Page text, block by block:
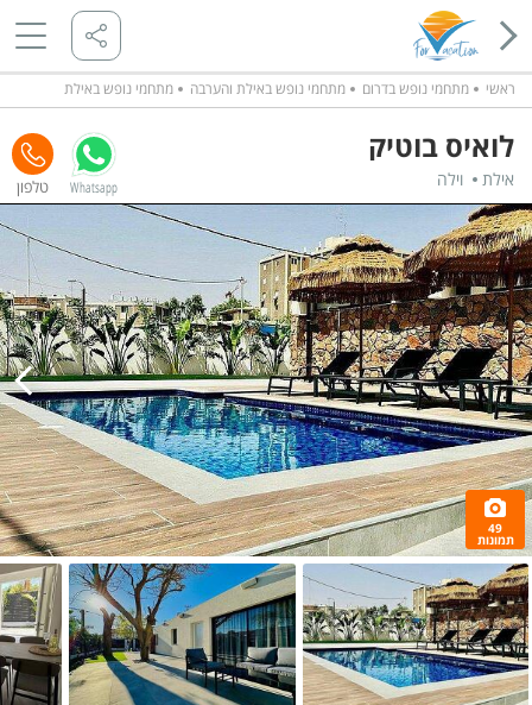
ראשי מתחמי נופש בדרום מתחמי נופש באילת והערבה מתחמי נופש באילת
לואיס בוטיק
אילת וילה Whatsapp
49
תמונות